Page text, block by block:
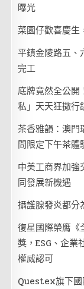
曝光
菜園仔歡喜慶生
平鎮金陵路五、
完工
底牌竟然全公開
私」天天狂撒行
茶香雅韻：澳
間限定下午茶體
中美工商界加
同發展新機遇
攝護腺發炎都分
復星國際榮膺《
獎，ESG、企業
權威認可
Questex旗下國